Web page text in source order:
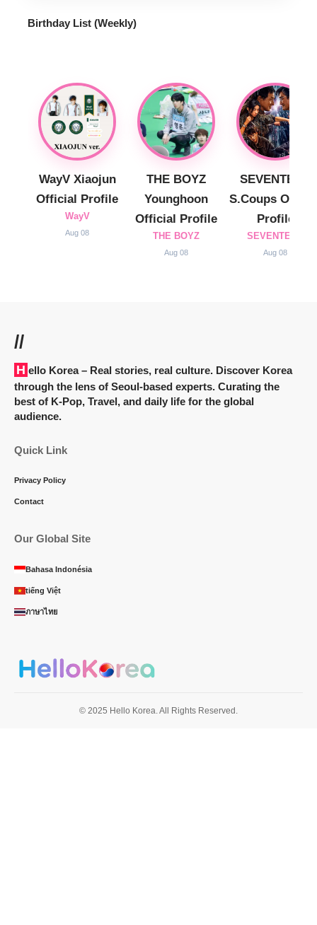
Birthday List (Weekly)
WayV Xiaojun
Official Profile
WayV
Aug 08
THE BOYZ
Younghoon
Official Profile
THE BOYZ
Aug 08
SEVENTEEN
S.Coups
Profile
SEVENTEEN
Aug 08
//
Hello Korea– Real stories, real culture. Discover Korea
through the lens of Seoul-based experts. Curating the
best of K-Pop, Travel, and daily life for the global
audience.
Quick Link
Privacy Policy
Contact
Our Global Site
Bahasa Indonésia
tiếng Việt
ภาษาไทย
© 2025 Hello Korea. All Rights Reserved.